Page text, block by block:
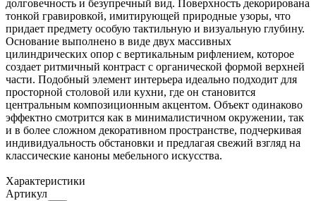
долговечность и безупречный вид. Поверхность декорирована
тонкой гравировкой, имитирующей природные узоры, что
придает предмету особую тактильную и визуальную глубину.
Основание выполнено в виде двух массивных
цилиндрических опор с вертикальным рифлением, которое
создает ритмичный контраст с органической формой верхней
части. Подобный элемент интерьера идеально подходит для
просторной столовой или кухни, где он становится
центральным композиционным акцентом. Объект одинаково
эффектно смотрится как в минималистичном окружении, так
и в более сложном декоративном пространстве, подчеркивая
индивидуальность обстановки и предлагая свежий взгляд на
классические каноны мебельного искусства.
Характеристики
Артикул